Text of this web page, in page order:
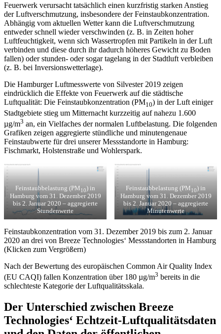
Feuerwerk verursacht tatsächlich einen kurzfristig starken Anstieg
der Luftverschmutzung, insbesondere der Feinstaubkonzentration.
Abhängig vom aktuellen Wetter kann die Luftverschmutzung
entweder schnell wieder verschwinden (z. B. in Zeiten hoher
Luftfeuchtigkeit, wenn sich Wassertropfen mit Partikeln in der Luft
verbinden und diese durch ihr dadurch höheres Gewicht zu Boden
fallen) oder stunden- oder sogar tagelang in der Stadtluft verbleiben
(z. B. bei Inversionswetterlage).
Die Hamburger Luftmesswerte von Silvester 2019 zeigen
eindrücklich die Effekte von Feuerwerk auf die städtische
Luftqualität: Die Feinstaubkonzentration (PM10) in der Luft einiger
Stadtgebiete stieg um Mitternacht kurzzeitig auf nahezu 1.600
µg/m3 an, ein Vielfaches der normalen Luftbelastung. Die folgenden
Grafiken zeigen aggregierte stündliche und minutengenaue
Feinstaubwerte für drei unserer Messstandorte in Hamburg:
Fischmarkt, Holstenstraße und Wohlerspark.
Feinstaubbelastung (PM10) in
Hamburg vom 31. Dezember 2019
bis 2. Januar 2020 – aggregierte
Stundenwerte
Feinstaubbelastung (PM10) in
Hamburg vom 31. Dezember 2019
bis 2. Januar 2020 – aggregierte
Minutenwerte
Feinstaubkonzentration vom 31. Dezember 2019 bis zum 2. Januar
2020 an drei von Breeze Technologies‘ Messstandorten in Hamburg
(Klicken zum Vergrößern)
Nach der Bewertung des europäischen Common Air Quality Index
(EU CAQI) fallen Konzentration über 180 µg/m3 bereits in die
schlechteste Kategorie der Luftqualitätsskala.
Der Unterschied zwischen Breeze
Technologies‘ Echtzeit-Luftqualitätsdaten